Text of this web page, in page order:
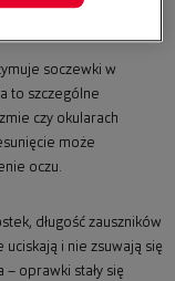
soczewki w
to szczególne
czy okularach
może
oczu.
długość zauszników
uciskają i nie zsuwają się
oprawki stały się